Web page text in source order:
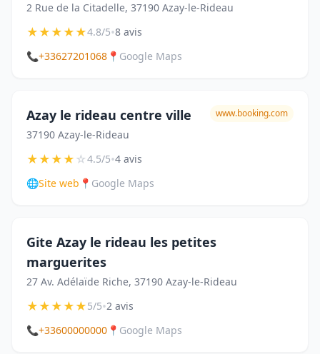
2 Rue de la Citadelle, 37190 Azay-le-Rideau
★★★★★4.8/5•8 avis
📞+33627201068 📍 Google Maps
Azay le rideau centre ville
37190 Azay-le-Rideau
www.booking.com
★★★★☆4.5/5•4 avis
🌐Site web 📍 Google Maps
Gite Azay le rideau les petites
marguerites
27 Av. Adélaïde Riche, 37190 Azay-le-Rideau
★★★★★5/5•2 avis
📞+33600000000 📍 Google Maps